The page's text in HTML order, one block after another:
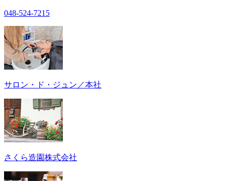
048-524-7215
サロン・ド・ジュン／本社
さくら造園株式会社